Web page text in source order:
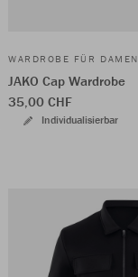
WARDROBE FÜR DAMEN
JAKO Cap Wardrobe
35,00 CHF
Individualisierbar